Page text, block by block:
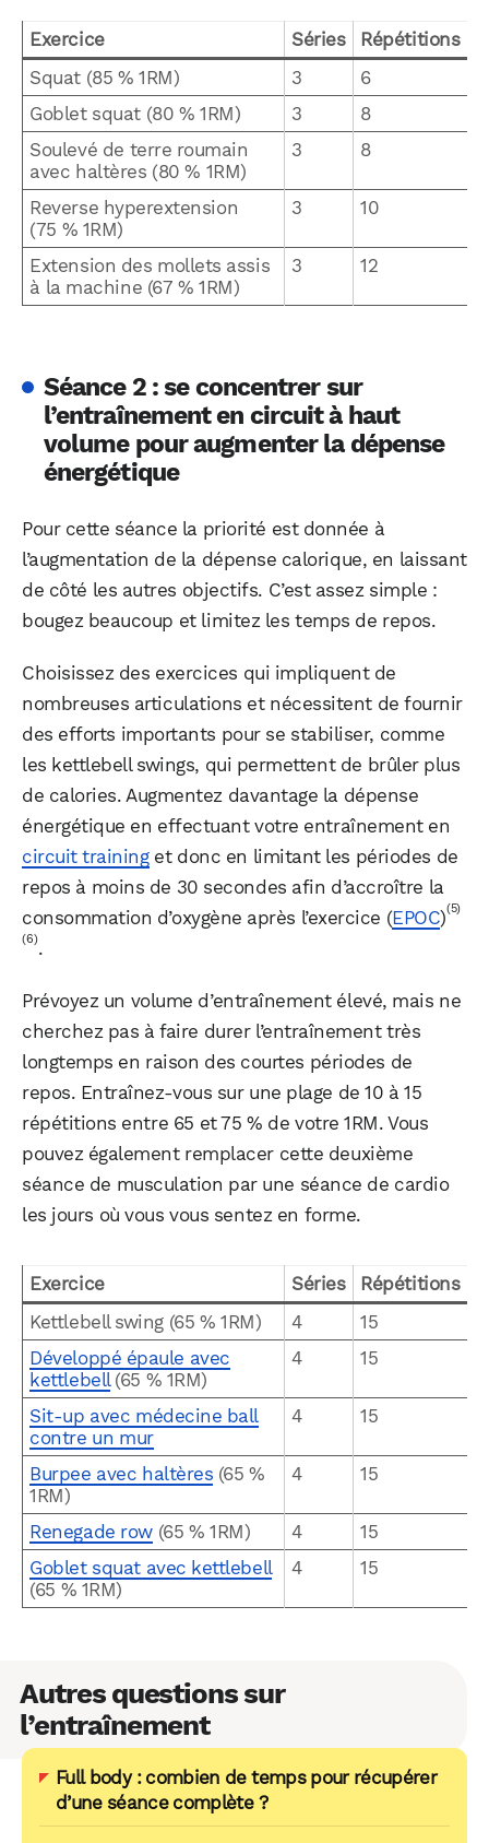
Exercice Séries
Répétitions
Squat (85 % 1RM)
3
6
Goblet squat (80 % 1RM)
3
8
Soulevé de terre roumain
avec haltères (80 % 1RM)
3 8
Reverse hyperextension
(75 % 1RM)
3 10
Extension des mollets assis
à la machine (67 % 1RM)
3 12
Séance 2 : se concentrer sur
l’entraînement en circuit à haut
volume pour augmenter la dépense
énergétique
Pour cette séance la priorité est donnée à
l’augmentation de la dépense calorique, en laissant
de côté les autres objectifs. C’est assez simple :
bougez beaucoup et limitez les temps de repos.
Choisissez des exercices qui impliquent de
nombreuses articulations et nécessitent de fournir
des efforts importants pour se stabiliser, comme
les kettlebell swings, qui permettent de brûler plus
de calories. Augmentez davantage la dépense
énergétique en effectuant votre entraînement en
circuit traininget donc en limitant les périodes de
repos à moins de 30 secondes afin d’accroître la
consommation d’oxygène après l’exercice (EPOC)(5)
(6).
Prévoyez un volume d’entraînement élevé, mais ne
cherchez pas à faire durer l’entraînement très
longtemps en raison des courtes périodes de
repos. Entraînez-vous sur une plage de 10 à 15
répétitions entre 65 et 75 % de votre 1RM. Vous
pouvez également remplacer cette deuxième
séance de musculation par une séance de cardio
les jours où vous vous sentez en forme.
Exercice Séries
Répétitions
Kettlebell swing (65 % 1RM)
4
15
Développé épaule avec
kettlebell(65 % 1RM)
4 15
Sit-up avec médecine ball
contre un mur
4 15
Burpee avec haltères (65 %
1RM)
4 15
Renegade row(65 % 1RM) 4
15
Goblet squat avec kettlebell
(65 % 1RM)
4 15
Autres questions sur
l’entraînement
Full body : combien de temps pour récupérer
d’une séance complète ?